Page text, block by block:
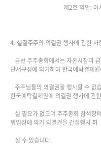
제2호 의안: 이사 보수
4. 실질주주의 의결권 행사에 관한 사
금번 주주총회에서는 자본시장과
단서규정에 의거하여 한국예탁결제원
주주님들의 의결권을 행사할 수 없
한국예탁결제원에 의결권 행사에 관
실 필요가 없으며 주주총회 참석장
위임장에 의거 의결권을 간접행사 하
실 수 있습니다.